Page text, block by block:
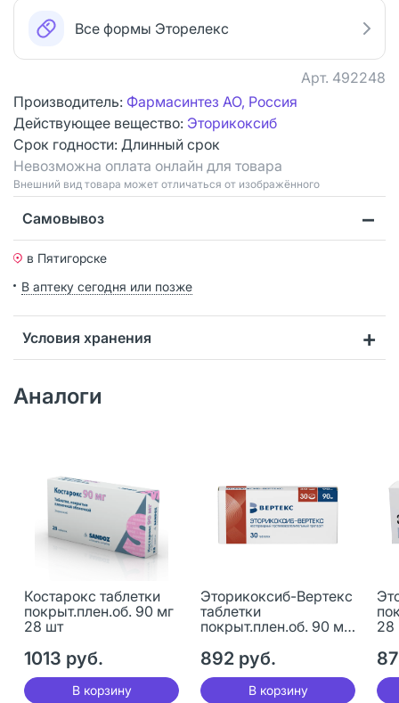
Все формы Эторелекс
Арт. 492248
Производитель: Фармасинтез АО, Россия
Действующее вещество: Эторикоксиб
Срок годности: Длинный срок
Невозможна оплата онлайн для товара
Bнешний вид товара может отличаться от изображённого
Самовывоз
в Пятигорске
В аптеку сегодня или позже
Условия хранения
Аналоги
Костарокс таблетки
покрыт.плен.об. 90 мг
28 шт
1013 руб.
В корзину
Эторикоксиб-Вертекс
таблетки
покрыт.плен.об. 90 мг
892 руб.
В корзину
28